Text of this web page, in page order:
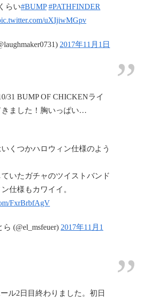
らい#BUMP #PATHFINDER
uXIjiwMGpv
2017年11月1日
31 BUMP OF CHICKENライ
きました！胸いっぱい…
くつかハロウィン仕様のよう
いたガチャのツイストバンド
仕様もカワイイ。
FxrBrbfAgV
(@el_msfeuer) 2017年11月1
ル2日目終わりました。初日